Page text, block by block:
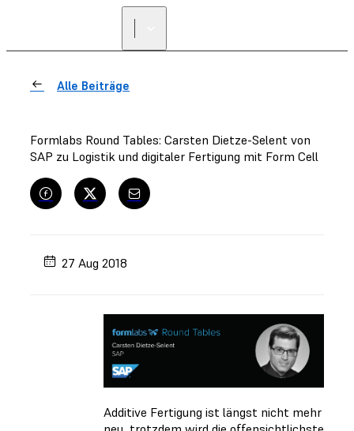
Alle Beiträge
Formlabs Round Tables: Carsten Dietze-Selent von
SAP zu Logistik und digitaler Fertigung mit Form Cell
27 Aug 2018
Additive Fertigung ist längst nicht mehr